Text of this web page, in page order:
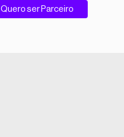
Quero ser Parceiro